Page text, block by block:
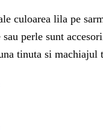
culoarea lila pe
perle sunt
tinuta si machiajul